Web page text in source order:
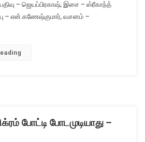
– ஜெயப்பிரகாஷ், இசை – ஸ்ரீகாந்த்
– என்.கணேஷ்குமார், வசனம் –
போட்டி போடமுடியாது –